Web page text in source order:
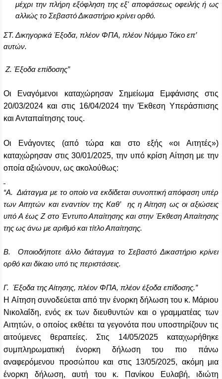
μέχρι την πλήρη εξόφληση της εξ' αποφάσεως οφειλής ή ως
αλλιώς το Σεβαστό Δικαστήριο κρίνει ορθό.
ΣΤ. Δικηγορικά Έξοδα, πλέον ΦΠΑ, πλέον Νόμιμο Τόκο επ’
αυτών.
Ζ. Έξοδα επίδοσης”
Οι Εναγόμενοι καταχώρησαν Σημείωμα Εμφάνισης στις
20/03/2024 και στις 16/04/2024 την Έκθεση Υπεράσπισης
και Ανταπαίτησης τους.
Οι Ενάγοντες (από τώρα και στο εξής «οι Αιτητές»)
καταχώρησαν στις 30/01/2025, την υπό κρίση Αίτηση με την
οποία αξιώνουν, ως ακολούθως:
“Α. Διάταγμα με το οποίο να εκδίδεται συνοπτική απόφαση υπέρ
των Αιτητών και εναντίον της Καθ’ ης η Αίτηση ως οι αξιώσεις
υπό Α έως Ζ στο Έντυπο Απαίτησης και στην Έκθεση Απαίτησης
της ως άνω με αριθμό και τίτλο Απαίτησης.
Β. Οποιοδήποτε άλλο διάταγμα το Σεβαστό Δικαστήριο κρίνει
ορθό και δίκαιο υπό τις περιστάσεις.
Γ. Έξοδα της Αίτησης, πλέον ΦΠΑ, πλέον έξοδα επίδοσης.”
H Αίτηση συνοδεύεται από την ένορκη δήλωση του κ. Μάριου
Νικολαΐδη, ενός εκ των διευθυντών και ο γραμματέας των
Αιτητών, ο οποίος εκθέτει τα γεγονότα που υποστηρίζουν τις
αιτούμενες θεραπείες. Στις 14/05/2025 καταχωρήθηκε
συμπληρωματική ένορκη δήλωση του πιο πάνω
αναφερόμενου προσώπου και στις 13/05/2025, ακόμη μια
ένορκη δήλωση, αυτή του κ. Πανίκου Ευλαβή, ιδιώτη